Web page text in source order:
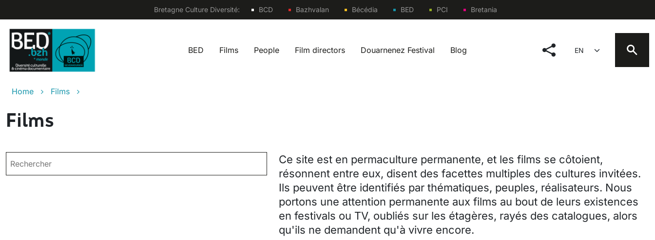
Bretagne Culture Diversité: Sites
BCD Bazhvalan Bécédia BED PCI Bretania
Main navigation fr
BED Films People Film directors Douarnenez Festival Blog social menu
Select your language
Breadcrumb
Home Films
Films
Ce site est en permaculture permanente, et les films se côtoient,
résonnent entre eux, disent des facettes multiples des cultures invitées.
Ils peuvent être identifiés par thématiques, peuples, réalisateurs. Nous
portons une attention permanente aux films au bout de leurs existences
en festivals ou TV, oubliés sur les étagères, rayés des catalogues, alors
qu'ils ne demandent qu'à vivre encore.